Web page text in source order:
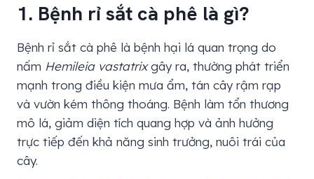
1. Bệnh rỉ sắt cà phê là gì?
Bệnh rỉ sắt cà phê là bệnh hại lá quan trọng do
nấm Hemileia vastatrixgây ra, thường phát triển
mạnh trong điều kiện mưa ẩm, tán cây rậm rạp
và vườn kém thông thoáng. Bệnh làm tổn thương
mô lá, giảm diện tích quang hợp và ảnh hưởng
trực tiếp đến khả năng sinh trưởng, nuôi trái của
cây.